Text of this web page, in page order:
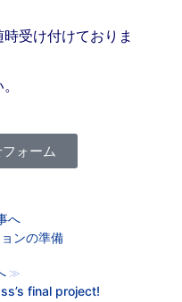
受け付けておりま
ォーム
へ
ンの準備
≫
final project!